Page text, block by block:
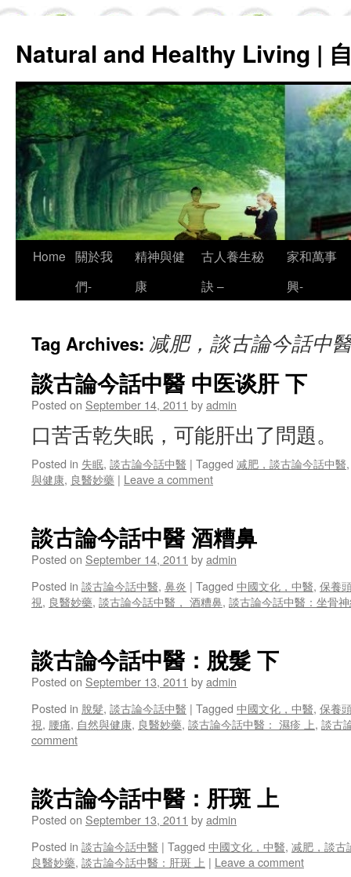
Natural and Healthy Living |
Skip
Home 關於我
們-
精神與健
康
古人養生秘
訣 –
家和萬事
興-
Tag Archives: 减肥，談古論今話中
談古論今話中醫 中医谈肝 下
Posted on September 14, 2011 byadmin
口苦舌乾失眠，可能肝出了問題。
Posted in 失眠, 談古論今話中醫 | Tagged 减肥，談古論今話中醫
與健康, 良醫妙藥 | Leave a comment
談古論今話中醫 酒糟鼻
Posted on September 14, 2011 byadmin
Posted in 談古論今話中醫, 鼻炎 | Tagged 中國文化，中醫, 保養
視, 良醫妙藥, 談古論今話中醫， 酒糟鼻, 談古論今話中醫：坐骨
談古論今話中醫：脫髮 下
Posted on September 13, 2011 byadmin
Posted in 脫髮, 談古論今話中醫 | Tagged 中國文化，中醫, 保養
視, 腰痛, 自然與健康, 良醫妙藥, 談古論今話中醫： 濕疹 上, 談古
comment
談古論今話中醫：肝斑 上
Posted on September 13, 2011 byadmin
Posted in 談古論今話中醫 | Tagged 中國文化，中醫, 减肥，談古
良醫妙藥, 談古論今話中醫：肝斑 上 | Leave a comment